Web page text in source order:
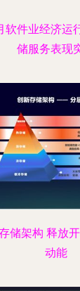
软件业经济运
储服务表现
储架构 释放
动能